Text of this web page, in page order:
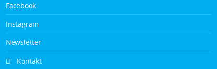
Facebook
Instagram
Newsletter
Kontakt